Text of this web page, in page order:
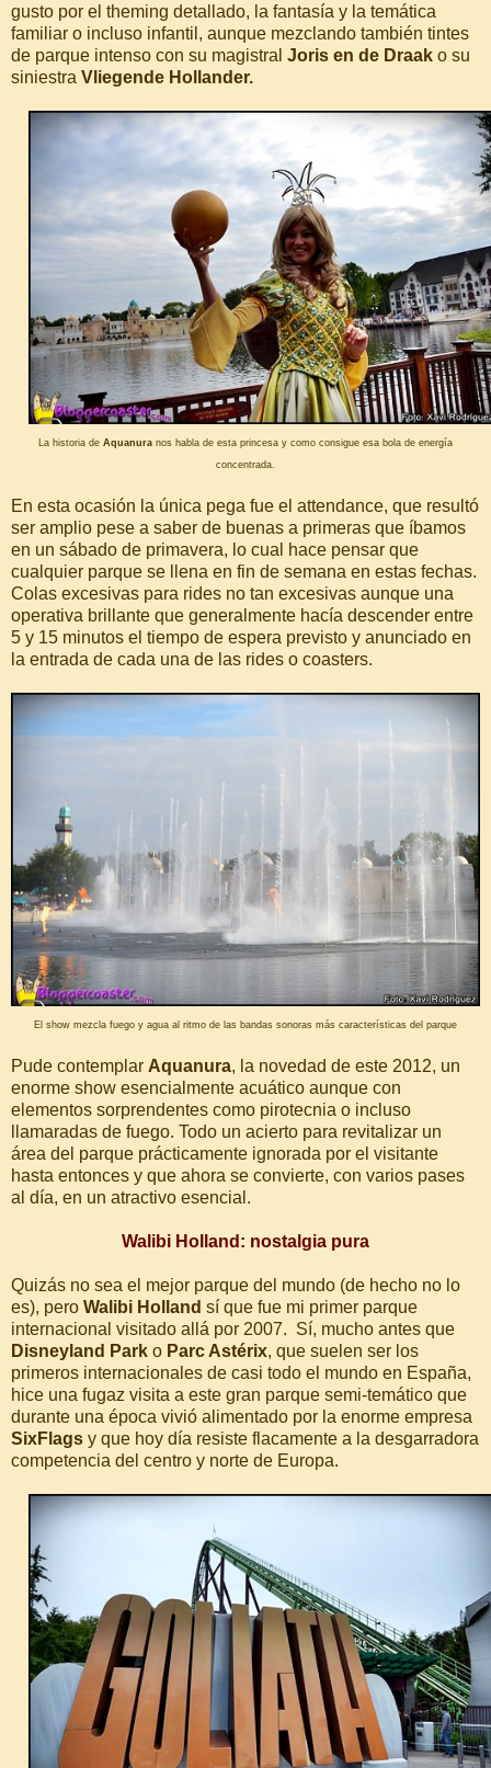
gusto por el theming detallado, la fantasía y la temática
familiar o incluso infantil, aunque mezclando también tintes
de parque intenso con su magistral Joris en de Draak o su
siniestra Vliegende Hollander.
La historia de Aquanura nos habla de esta princesa y como consigue esa bola de energía
concentrada.
En esta ocasión la única pega fue el attendance, que resultó
ser amplio pese a saber de buenas a primeras que íbamos
en un sábado de primavera, lo cual hace pensar que
cualquier parque se llena en fin de semana en estas fechas.
Colas excesivas para rides no tan excesivas aunque una
operativa brillante que generalmente hacía descender entre
5 y 15 minutos el tiempo de espera previsto y anunciado en
la entrada de cada una de las rides o coasters.
El show mezcla fuego y agua al ritmo de las bandas sonoras más características del parque
Pude contemplar Aquanura, la novedad de este 2012, un
enorme show esencialmente acuático aunque con
elementos sorprendentes como pirotecnia o incluso
llamaradas de fuego. Todo un acierto para revitalizar un
área del parque prácticamente ignorada por el visitante
hasta entonces y que ahora se convierte, con varios pases
al día, en un atractivo esencial.
Walibi Holland: nostalgia pura
Quizás no sea el mejor parque del mundo (de hecho no lo
es), pero Walibi Holland sí que fue mi primer parque
internacional visitado allá por 2007. Sí, mucho antes que
Disneyland Park o Parc Astérix, que suelen ser los
primeros internacionales de casi todo el mundo en España,
hice una fugaz visita a este gran parque semi-temático que
durante una época vivió alimentado por la enorme empresa
SixFlags y que hoy día resiste flacamente a la desgarradora
competencia del centro y norte de Europa.